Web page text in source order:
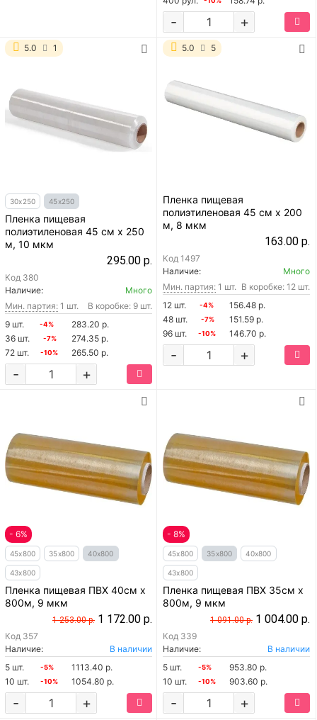
+
-
5.0 1
30x250 45x250
Пленка пищевая
полиэтиленовая 45 см x 250
м, 10 мкм
295.00 р.
Код 380
Наличие:
Много
Мин. партия: 1 шт.
В коробке: 9 шт.
9 шт.
-4%
283.20 р.
36 шт.
-7%
274.35 р.
72 шт.
-10% 265.50 р.
+
-
5.0 5
Пленка пищевая
полиэтиленовая 45 см x 200
м, 8 мкм
163.00 р.
Код 1497
Наличие:
Много
Мин. партия: 1 шт. В коробке: 12 шт.
12 шт.
-4%
156.48 р.
48 шт.
-7%
151.59 р.
96 шт.
-10% 146.70 р.
+
-
- 6%
45x800 35x800 40x800
43x800
Пленка пищевая ПВХ 40см x
800м, 9 мкм
1 253.00 р. 1 172.00 р.
Код 357
Наличие:
В наличии
5 шт.
-5%
1113.40 р.
10 шт.
-10% 1054.80 р.
+
-
- 8%
45x800 35x800 40x800
43x800
Пленка пищевая ПВХ 35см x
800м, 9 мкм
1 091.00 р. 1 004.00 р.
Код 339
Наличие:
В наличии
5 шт.
-5%
953.80 р.
10 шт.
-10% 903.60 р.
+
-